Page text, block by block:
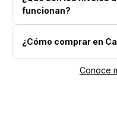
funcionan?
¿Cómo comprar en
Conoce